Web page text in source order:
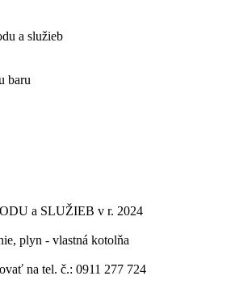
a služieb
baru
a SLUŽIEB v r. 2024
plyn - vlastná kotolňa
na tel. č.: 0911 277 724